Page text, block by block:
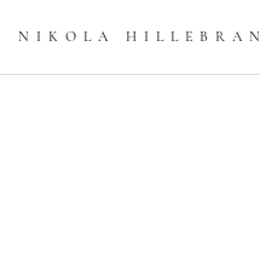
NIKOLA HILLEBRAN